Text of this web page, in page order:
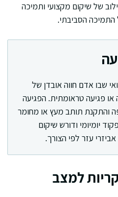
של שיקום מקצועי ותמיכה
הסביבתי.
שבו אדם חווה אובדן של
פגיעה טראומתית. הפגיעה
והתקנת תותב מעץ או מחומר
יומיומי ודורש שיקום
עזר לפי הצורך.
למצב